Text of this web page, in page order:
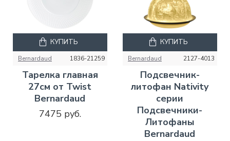
Bernardaud 1836-21259
Тарелка главная
27см от Twist
Bernardaud
7475 руб.
КУПИТЬ
Bernardaud 2127-4013
Подсвечник-
литофан Nativity
серии
Подсвечники-
Литофаны
Bernardaud
КУПИТЬ